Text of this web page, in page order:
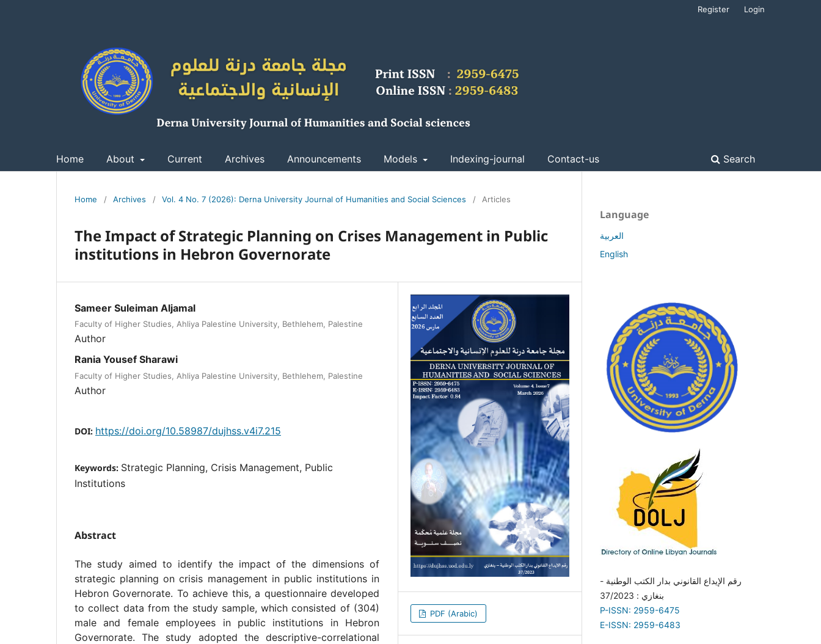
Home About Current Archives Announcements Models Indexing-journal Contact-us Search
Register Login
Home / Archives / Vol. 4 No. 7 (2026): Derna University Journal of Humanities and Social Sciences / Articles
The Impact of Strategic Planning on Crises Management in Public
institutions in Hebron Governorate
Sameer Suleiman Aljamal
Faculty of Higher Studies, Ahliya Palestine University, Bethlehem, Palestine
Author
Rania Yousef Sharawi
Faculty of Higher Studies, Ahliya Palestine University, Bethlehem, Palestine
Author
DOI: https://doi.org/10.58987/dujhss.v4i7.215
Keywords: Strategic Planning, Crisis Management, Public
Institutions
Abstract
The study aimed to identify the impact of the dimensions of
strategic planning on crisis management in public institutions in
Hebron Governorate. To achieve this, a questionnaire developed
to collect data from the study sample, which consisted of (304)
male and female employees in public institutions in Hebron
Governorate. The study adopted the descriptive-correlational
PDF (Arabic)
Language
العربية
English
رقم الإيداع القانوني بدار الكتب الوطنية -
بنغازي : 37/2023
P-ISSN: 2959-6475
E-ISSN: 2959-6483